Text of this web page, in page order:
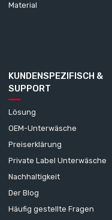
Material
KUNDENSPEZIFISCH &
SUPPORT
Lösung
OEM-Unterwäsche
Preiserklärung
Private Label Unterwäsche
Nachhaltigkeit
Der Blog
Häufig gestellte Fragen